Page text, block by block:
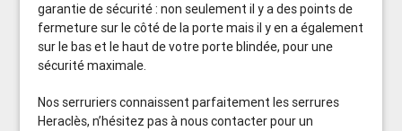
garantie de sécurité : non seulement il y a des points de
fermeture sur le côté de la porte mais il y en a également
sur le bas et le haut de votre porte blindée, pour une
sécurité maximale.
Nos serruriers connaissent parfaitement les serrures
Heraclès, n’hésitez pas à nous contacter pour un